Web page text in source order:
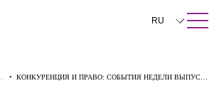
Закрыть
RU
中文
• КОНКУРЕНЦИЯ И ПРАВО: СОБЫТИЯ НЕДЕЛИ ВЫПУСК